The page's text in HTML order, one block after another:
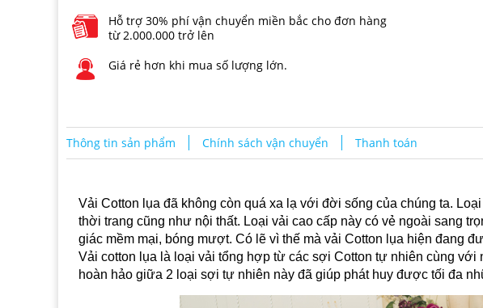
Hỗ trợ 30% phí vận chuyển miền bắc cho đơn hàng
từ 2.000.000 trở lên
Giá rẻ hơn khi mua số lượng lớn.
Thông tin sản phẩm Chính sách vận chuyển Thanh toán
Vải Cotton lụa đã không còn quá xa lạ với đời sống của chúng ta.
thời trang cũng như nội thất. Loại vải cao cấp này có vẻ ngoài sang
giác mềm mại, bóng mượt. Có lẽ vì thế mà vải Cotton lụa hiện đang
Vải cotton lụa là loại vải tổng hợp từ các sợi Cotton tự nhiên cùng
hoàn hảo giữa 2 loại sợi tự nhiên này đã giúp phát huy được tối đa